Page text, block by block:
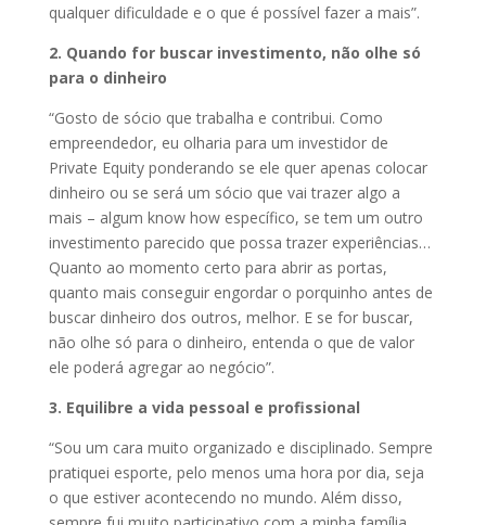
qualquer dificuldade e o que é possível fazer a mais”.
2. Quando for buscar investimento, não olhe só
para o dinheiro
“Gosto de sócio que trabalha e contribui. Como
empreendedor, eu olharia para um investidor de
Private Equity ponderando se ele quer apenas colocar
dinheiro ou se será um sócio que vai trazer algo a
mais – algum know how específico, se tem um outro
investimento parecido que possa trazer experiências…
Quanto ao momento certo para abrir as portas,
quanto mais conseguir engordar o porquinho antes de
buscar dinheiro dos outros, melhor. E se for buscar,
não olhe só para o dinheiro, entenda o que de valor
ele poderá agregar ao negócio”.
3. Equilibre a vida pessoal e profissional
“Sou um cara muito organizado e disciplinado. Sempre
pratiquei esporte, pelo menos uma hora por dia, seja
o que estiver acontecendo no mundo. Além disso,